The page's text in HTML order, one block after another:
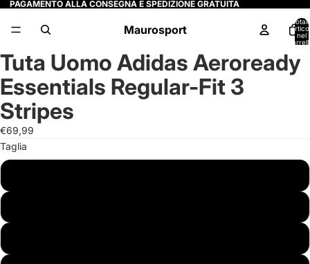
PAGAMENTO ALLA CONSEGNA E SPEDIZIONE GRATUITA
Maurosport
nel
Apri
immagine
a
schermo
intero
Apri
immagine
a
schermo
intero
Apri
immagine
a
schermo
intero
Apri
immagine
a
schermo
intero
Tuta Uomo Adidas Aeroready
Essentials Regular-Fit 3
Stripes
€69,99
Taglia